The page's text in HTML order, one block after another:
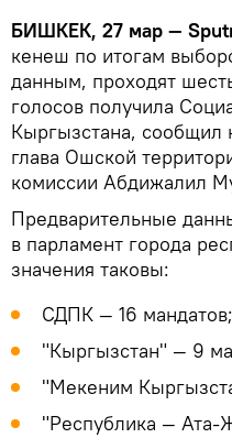
БИШКЕК, 27 мар —
кенеш по итогам
данным, проходят
голосов получила
Кыргызстана, сообщил
глава Ошской
комиссии Абдижалил
Предварительные
в парламент города
значения таковы:
СДПК — 16 мандатов;
"Кыргызстан" — 9
"Мекеним
"Республика — Ата-